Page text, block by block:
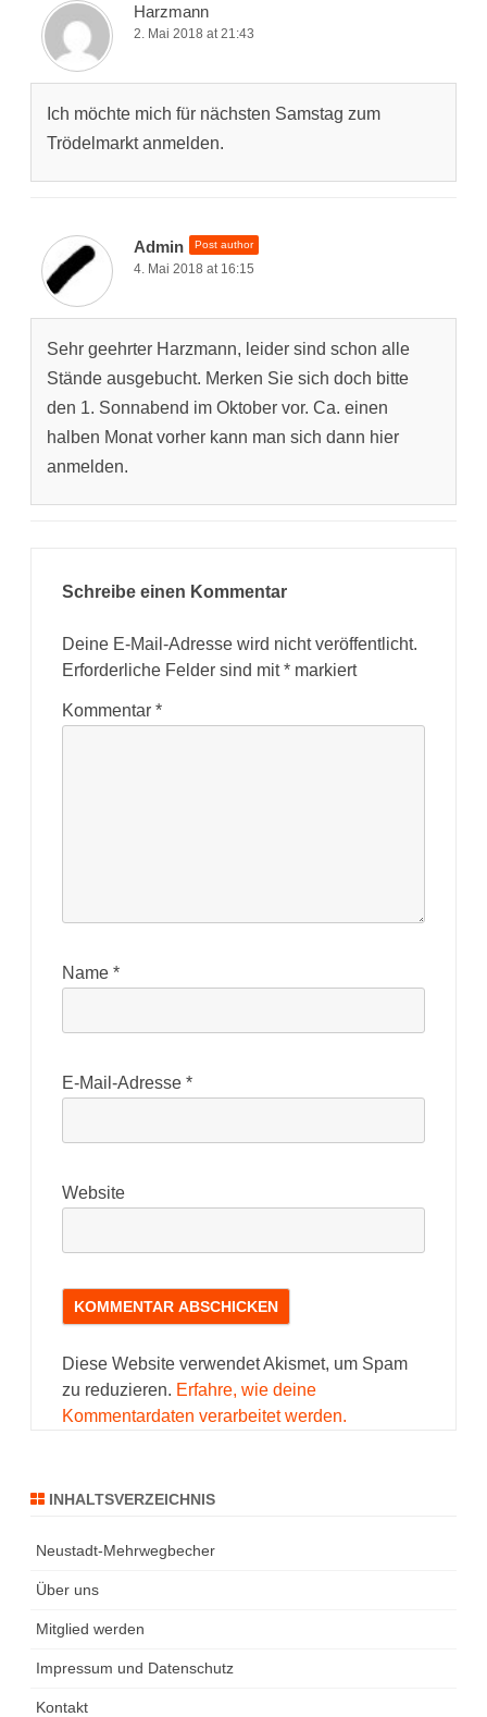
Harzmann
2. Mai 2018 at 21:43
Ich möchte mich für nächsten Samstag zum
Trödelmarkt anmelden.
Admin Post author
4. Mai 2018 at 16:15
Sehr geehrter Harzmann, leider sind schon alle
Stände ausgebucht. Merken Sie sich doch bitte
den 1. Sonnabend im Oktober vor. Ca. einen
halben Monat vorher kann man sich dann hier
anmelden.
Schreibe einen Kommentar
Deine E-Mail-Adresse wird nicht veröffentlicht.
Erforderliche Felder sind mit* markiert
Kommentar *
Name *
E-Mail-Adresse *
Website
Diese Website verwendet Akismet, um Spam
zu reduzieren. Erfahre, wie deine
Kommentardaten verarbeitet werden.
INHALTSVERZEICHNIS
Neustadt-Mehrwegbecher
Über uns
Mitglied werden
Impressum und Datenschutz
Kontakt